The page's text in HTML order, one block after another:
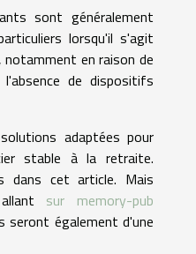
sont généralement
lorsqu'il s'agit
en raison de
de dispositifs
adaptées pour
stable à la retraite.
dans cet article. Mais
sur memory-pub
seront également d'une